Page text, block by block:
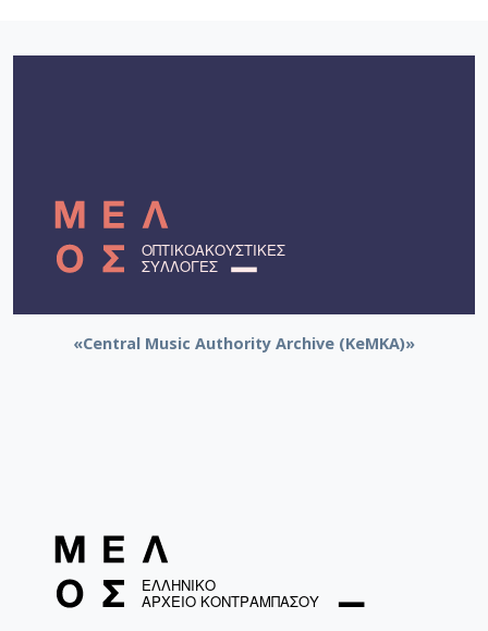
«Central Music Authority Archive (KeMKA)»